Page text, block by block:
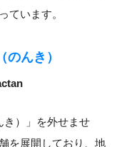
ています。
んき）
き）」を外せませ
を展開しており、地